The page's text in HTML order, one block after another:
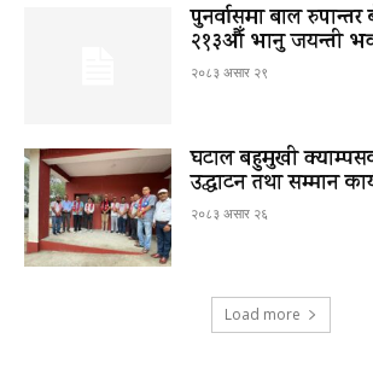
पुनर्वासमा बाल रुपान्तर
२१३औँ भानु जयन्ती
२०८३ असार २९
घटाल बहुमुखी
उद्घाटन तथा सम्मान
२०८३ असार २६
Load more